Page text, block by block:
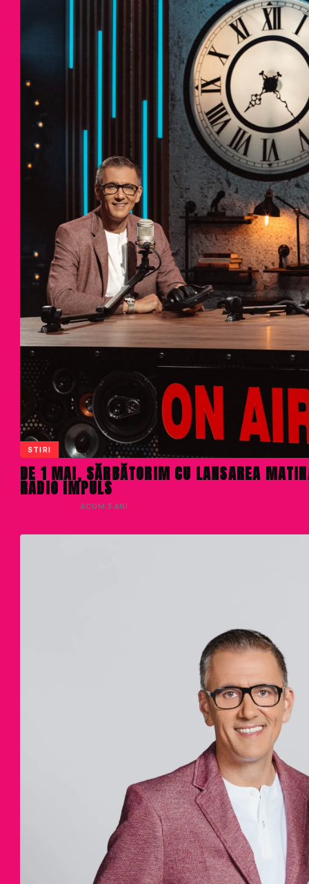
STIRI
DE 1 MAI, SĂRBĂTORIM CU LANSAREA
RADIO IMPULS
· ACUM 3 ANI